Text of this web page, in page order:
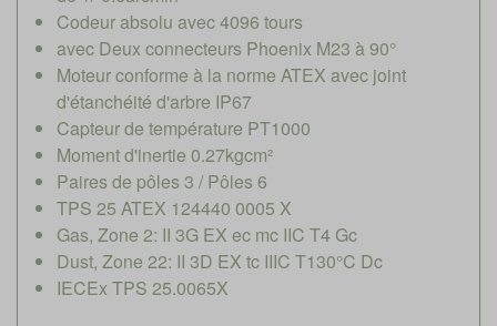
Codeur absolu avec 4096 tours
avec Deux connecteurs Phoenix M23 à 90°
Moteur conforme à la norme ATEX avec joint
d'étanchéité d'arbre IP67
Capteur de température PT1000
Moment d'inertie 0.27kgcm²
Paires de pôles 3 / Pôles 6
TPS 25 ATEX 124440 0005 X
Gas, Zone 2: II 3G EX ec mc IIC T4 Gc
Dust, Zone 22: II 3D EX tc IIIC T130°C Dc
IECEx TPS 25.0065X